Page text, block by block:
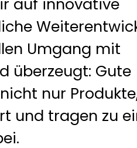
auf innovative
Umgang mit
überzeugt: Gute
nur
und tragen zu